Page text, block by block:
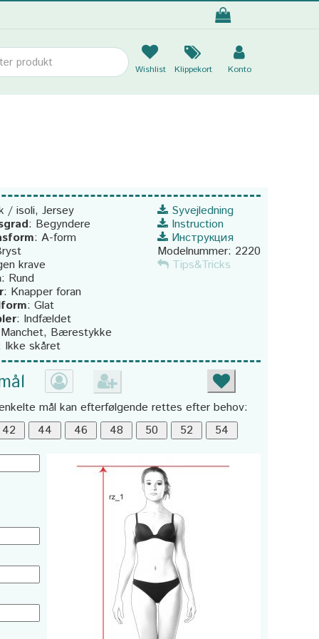
Wishlist Klippekort Konto
/ isoli, Jersey
: Begyndere
: A-form
krave
: Rund
: Knapper foran
: Glat
: Indfældet
Manchet, Bærestykke
Ikke skåret
Syvejledning
Instruction
Инструкция
Modelnummer: 2220
Tips&Tricks
mål kan efterfølgende rettes efter behov: